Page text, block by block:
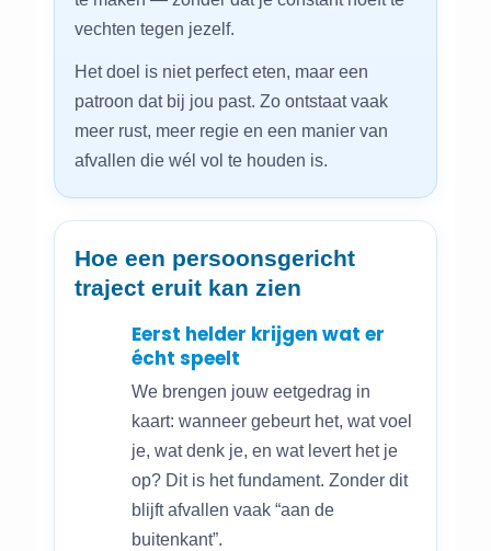
vechten tegen jezelf.
Het doel is niet perfect eten, maar een
patroon dat bij jou past. Zo ontstaat vaak
meer rust, meer regie en een manier van
afvallen die wél vol te houden is.
Hoe een persoonsgericht
traject eruit kan zien
Eerst helder krijgen wat er
écht speelt
We brengen jouw eetgedrag in
kaart: wanneer gebeurt het, wat voel
je, wat denk je, en wat levert het je
op? Dit is het fundament. Zonder dit
blijft afvallen vaak “aan de
buitenkant”.